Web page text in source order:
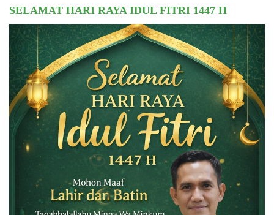
SELAMAT HARI RAYA IDUL FITRI 1447 H